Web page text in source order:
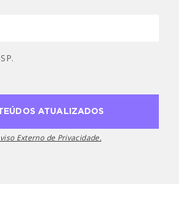
Externo de Privacidade.